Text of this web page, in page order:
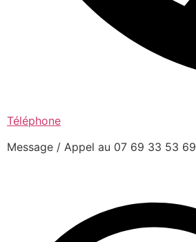
Téléphone
Message / Appel au 07 69 33 53 69